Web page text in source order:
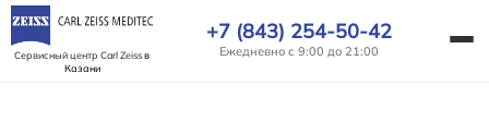
Сервисный центр Carl Zeissв
Казани
+7 (843) 254-50-42
Ежедневно с 9:00 до 21:00